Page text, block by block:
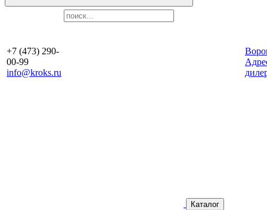
+7 (473) 290-
00-99
info@kroks.ru
Каталог